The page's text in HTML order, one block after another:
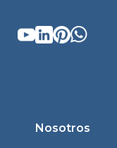
Nosotros